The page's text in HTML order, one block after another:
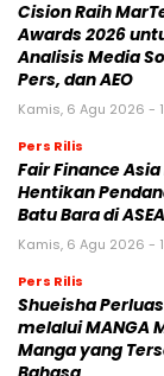
Cision Raih
Awards 2026
Analisis Media
Pers, dan AEO
Kamis, 6 Agu 2026 -
Pers Rilis
Fair Finance
Hentikan
Batu Bara di
Kamis, 6 Agu 2026 -
Pers Rilis
Shueisha
melalui MANGA
Manga yang